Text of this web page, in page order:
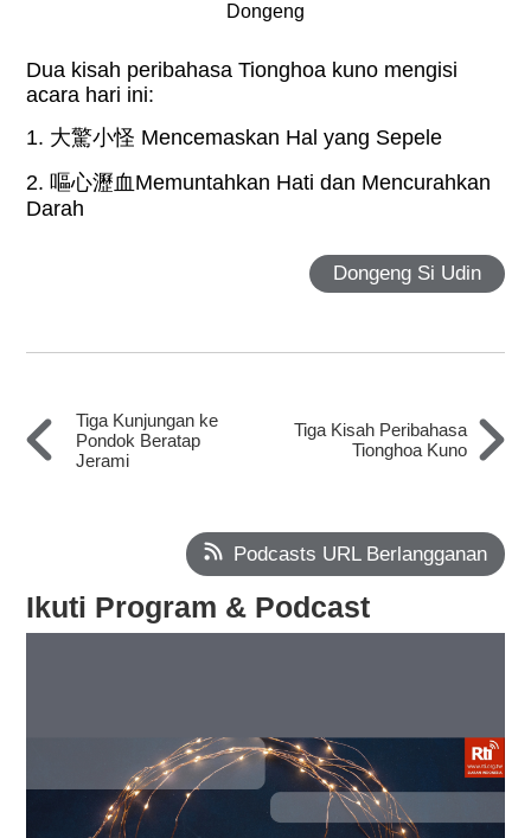
Dongeng
Dua kisah peribahasa Tionghoa kuno mengisi
acara hari ini:
1. 大驚小怪 Mencemaskan Hal yang Sepele
2.嘔心瀝血 Memuntahkan Hati dan Mencurahkan
Darah
Dongeng Si Udin
Tiga Kunjungan ke
Pondok Beratap
Jerami
Tiga Kisah Peribahasa
Tionghoa Kuno
Podcasts URL Berlangganan
Ikuti Program & Podcast